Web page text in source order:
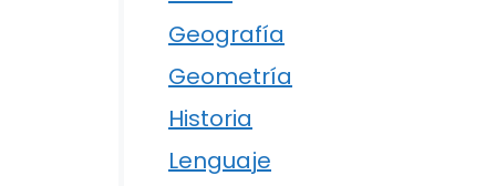
Geografía
Geometría
Historia
Lenguaje